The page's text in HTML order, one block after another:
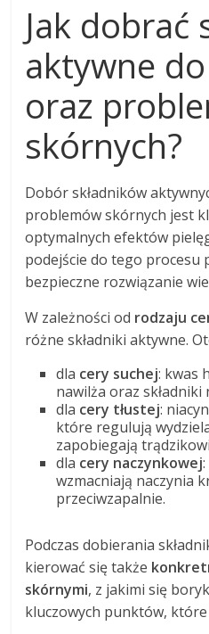
Jak dobrać
aktywne
oraz
skórnych?
Dobór składników
problemów skórnych jest
optymalnych efektów
podejście do tego procesu
bezpieczne rozwiązanie
W zależności od rodzaju
różne składniki aktywne.
dla cery suchej: kwas
nawilża oraz składniki
dla cery tłustej:
które regulują
zapobiegają
dla cery naczynkowej
wzmacniają naczynia
przeciwzapalnie.
Podczas dobierania
kierować się także
skórnymi, z jakimi się
kluczowych punktów,